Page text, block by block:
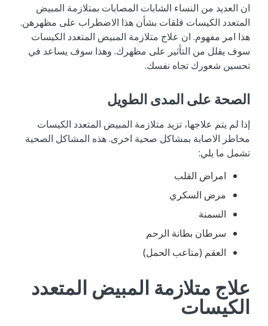
ان العديد من النساء الشابات المصابات بمتلازمة المبيض
المتعدد الكيسات قلقات بشأن هذا الاضطراب على مظهرهن.
هذا امر مفهوم. ان علاج متلازمة المبيض المتعدد الكيسات
سوف يقلل من التأثير على مظهرك. وهذا سوف يساعد في
تحسين شعورك تجاه نفسك.
الصحة على المدى الطويل
إذا لم يتم علاجها، تزيد متلازمة المبيض المتعدد الكيسات
مخاطر الاصابة بمشاكل صحية اخرى. هذه المشاكل الصحية
تشمل ما يلي:
امراض القلب
مرض السكري
السمنة
سرطان بطانة الرحم
العقم (متاعب الحمل)
علاج متلازمة المبيض المتعدد
الكيسات